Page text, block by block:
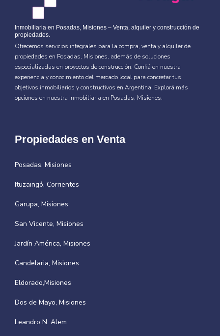
Inmobiliaria en Posadas, Misiones – Venta, alquiler y construcción de
propiedades.
Ofrecemos servicios integrales para la compra, venta y alquiler de
propiedades en Posadas, Misiones, además de soluciones
especializadas en proyectos de construcción. Confiá en nuestra
experiencia y conocimiento del mercado local para concretar tus
objetivos inmobiliarios y constructivos en Argentina. Explorá más
opciones en nuestra Inmobiliaria en Posadas, Misiones.
Propiedades en Venta
Posadas, Misiones
Ituzaingó, Corrientes
Garupa, Misiones
San Vicente, Misiones
Jardín América, Misiones
Candelaria, Misiones
Eldorado,Misiones
Dos de Mayo, Misiones
Leandro N. Alem